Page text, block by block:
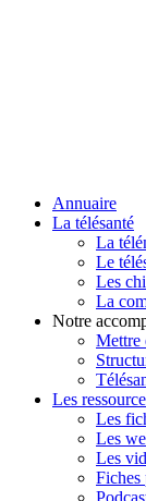
Annuaire
La télésanté
La
Le
Les
La
Notre
Mettre
Les
Les
Les
Les
Fiches